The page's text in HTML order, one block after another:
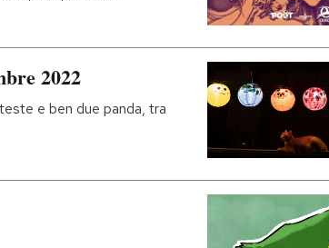
2022
e ben due panda, tra